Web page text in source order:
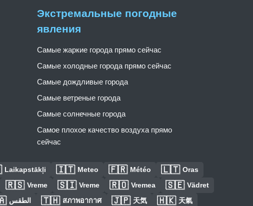
Экстремальные погодные
явления
Самые жаркие города прямо сейчас
Самые холодные города прямо сейчас
Самые дождливые города
Самые ветреные города
Самые солнечные города
Самое плохое качество воздуха прямо
сейчас
Laikapstākļi 🇮🇹 Meteo 🇫🇷 Météo 🇱🇹 Oras
🇷🇸 Vreme 🇸🇮 Vreme 🇷🇴 Vremea 🇸🇪 Vädret
الطقس 🇹🇭 สภาพอากาศ 🇯🇵 天気 🇭🇰 天氣